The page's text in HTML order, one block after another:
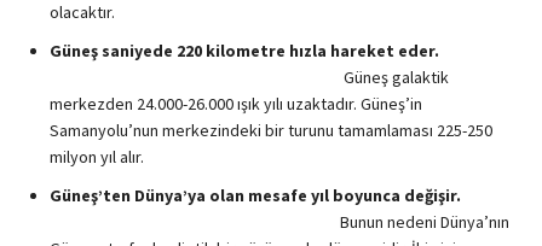
olacaktır.
Güneş saniyede 220 kilometre hızla hareket eder.
Güneş galaktik
merkezden 24.000-26.000 ışık yılı uzaktadır. Güneş’in
Samanyolu’nun merkezindeki bir turunu tamamlaması 225-250
milyon yıl alır.
Güneş’ten Dünya’ya olan mesafe yıl boyunca değişir.
Bunun nedeni Dünya’nın